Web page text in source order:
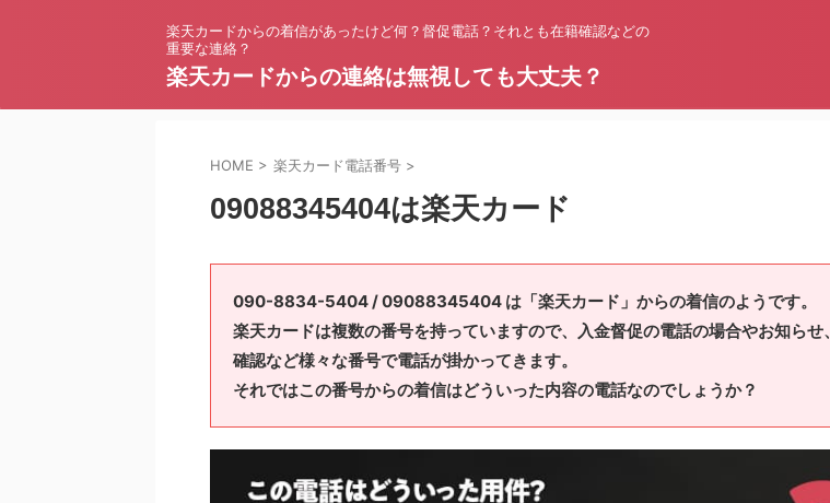
楽天カードからの着信があったけど何？督促電話？それとも在籍確認などの
重要な連絡？
楽天カードからの連絡は無視しても大丈夫？
HOME > 楽天カード電話番号 >
09088345404は楽天カード
090-8834-5404 / 09088345404 は「楽天カード」からの着信のようです。
楽天カードは複数の番号を持っていますので、入金督促の電話の場合やお知らせ
確認など様々な番号で電話が掛かってきます。
それではこの番号からの着信はどういった内容の電話なのでしょうか？